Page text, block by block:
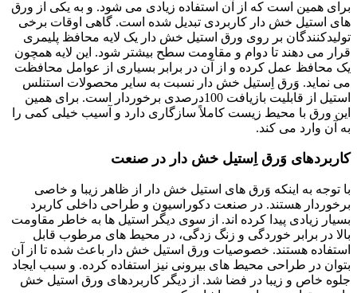
برای همین است که از آن استفاده زیادی می شود. و به یکی از ورق
های استیل خش دار کاربردی تبدیل شده است. گاهی اوقات برخی
تولیدکنندگان بر روی ورق استیل خش دار یک لایه محافظ پلیمری
قرار می دهند تا دوام و مقاومت سطح بیشتر شود. این لایه همچون
یک محافظ عمل کرده و از آن در برابر بسیاری از عوامل محافظت
می نماید. وَرق اِستیل خش دار نسبت به سایر محصولات استنلس
استیل از قابلیت بازیافت 100درصدی برخوردار است. برای همین
این ورق با محیط زیست کاملاً سازگاری دارد و آسیب خیلی کمی را
به آن وارد می کند.
کاربردهای وَرق اِستیل خش دار در صنعت
با توجه به اینکه وَرق های استیل خش دار از ظاهر زیبا و خاصی
برخوردار هستند. در صنعت دکوراسیون و طراحی داخلی کاربرد
بسیار زیادی پیدا کرده اند. از سوی دیگر استیل ها به خاطر مقاومت
بالا در برابر خوردگی و زنگ زدگی، در محیط های مرطوب قابل
استفاده هستند. خصوصیات ورق استیل خش دار باعث شده تا از آن
بتوان در طراحی محیط های بیرونی نیز استفاده کرده. و سبب ایجاد
جلوه خاص و زیبا در فضا شد. از دیگر کاربردهای ورق استیل خش